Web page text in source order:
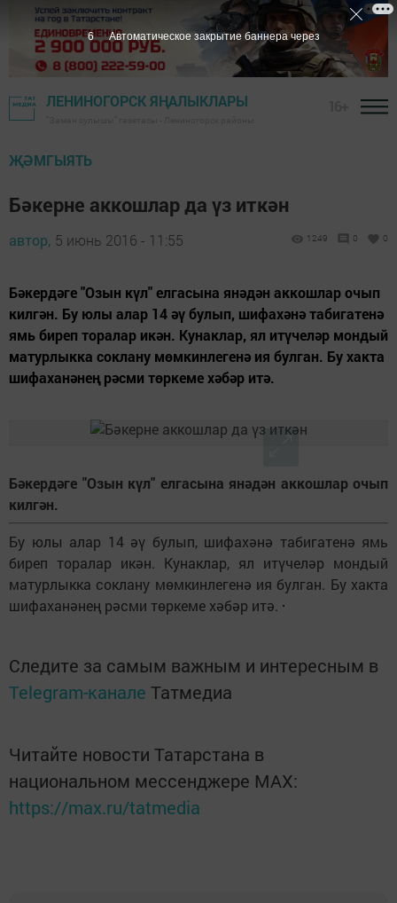
ЛЕНИНОГОРСК ЯҢАЛЫКЛАРЫ
ҖӘМГЫЯТЬ
Бәкерне аккошлар да үз иткән
автор, 5 июнь 2016 - 11:55 1249 0 0
Бәкердәге "Озын күл" елгасына янәдән аккошлар очып
килгән. Бу юлы алар 14 әү булып, шифахәнә табигатенә
ямь биреп торалар икән. Кунаклар, ял итүчеләр мондый
матурлыкка соклану мөмкинлегенә ия булган. Бу хакта
шифаханәнең рәсми төркеме хәбәр итә.
Бәкердәге "Озын күл" елгасына янәдән аккошлар очып
килгән.
Бу юлы алар 14 әү булып, шифахәнә табигатенә ямь
биреп торалар икән. Кунаклар, ял итүчеләр мондый
матурлыкка соклану мөмкинлегенә ия булган. Бу хакта
шифаханәнең рәсми төркеме хәбәр итә.
Следите за самым важным и интересным в
Telegram-канале Татмедиа
Читайте новости Татарстана в
национальном мессенджере MАХ:
https://max.ru/tatmedia
5 Автоматическое закрытие баннера через